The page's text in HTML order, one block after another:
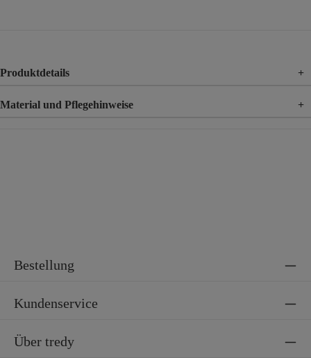
Produktdetails +
Material und Pflegehinweise +
Bestellung
Kundenservice
Über tredy